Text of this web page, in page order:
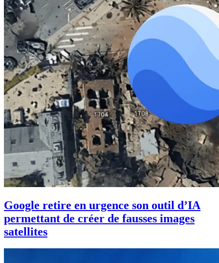
Google retire en urgence son outil d’IA
permettant de créer de fausses images
satellites